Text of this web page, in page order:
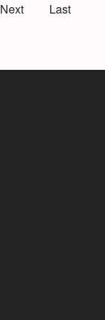
Next
Last